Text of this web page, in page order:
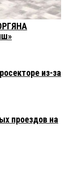
из-за
проездов на